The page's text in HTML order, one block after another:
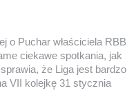
o Puchar właściciela RBB
ciekawe spotkania, jak
że Liga jest bardzo
VII kolejkę 31 stycznia